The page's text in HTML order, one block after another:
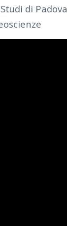
di Padova